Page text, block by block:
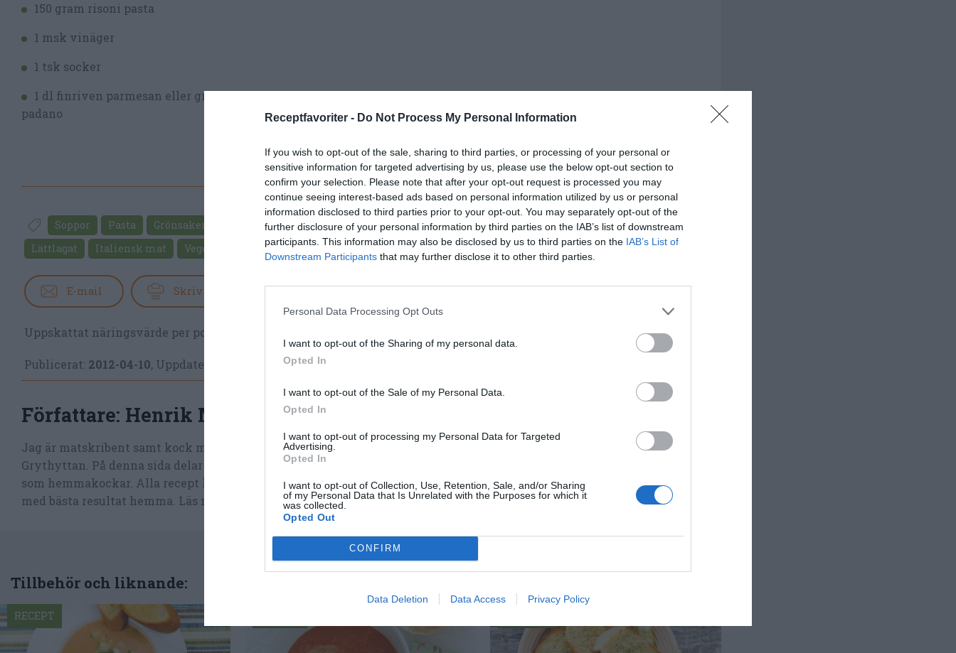
Receptfavoriter - Do Not Process My Personal Information
If you wish to opt-out of the sale, sharing to third parties, or processing of your personal or
sensitive information for targeted advertising by us, please use the below opt-out section to
confirm your selection. Please note that after your opt-out request is processed you may
continue seeing interest-based ads based on personal information utilized by us or personal
information disclosed to third parties prior to your opt-out. You may separately opt-out of the
further disclosure of your personal information by third parties on the IAB’s list of downstream
participants. This information may also be disclosed by us to third parties on the IAB’s List of
Downstream Participants that may further disclose it to other third parties.
Personal Data Processing Opt Outs
I want to opt-out of the Sharing of my personal data.
Opted In
I want to opt-out of the Sale of my Personal Data.
Opted In
I want to opt-out of processing my Personal Data for Targeted
Advertising.
Opted In
I want to opt-out of Collection, Use, Retention, Sale, and/or Sharing
of my Personal Data that Is Unrelated with the Purposes for which it
was collected.
Opted Out
CONFIRM
Data Deletion Data Access Privacy Policy
150 gram risoni pasta
1 msk vinäger
1 tsk socker
1 dl finriven parmesan eller grana
padano
Soppor Pasta Grönsaker Parmesan Tomater Vardag
Buffé
Lättlagat
Italiensk mat Vegetariskt Kokt mat
E-mail Skriv ut Medel:3.5(11röster)
Uppskattat näringsvärde per portion:
Publicerat: 2012-04-10, Uppdaterat: 2024-07-26
Författare: Henrik Mattsson
Jag är matskribent samt kock med en fil. kand i Måltidsvetenskap från restauranghögskolan i
Grythyttan. På denna sida delar jag med mig av tusentals olika recept för alla smaker - noviser
som hemmakockar. Alla recept har jag provlagat, skrivit och fotat så att du ska kunna laga dem
med bästa resultat hemma. Läs mer
Tillbehör och liknande:
RECEPT